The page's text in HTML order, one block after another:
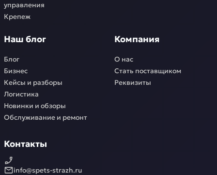
управления
Крепеж
Наш блог
Блог
Бизнес
Кейсы и разборы
Логистика
Новинки и обзоры
Обслуживание и ремонт
Компания
О нас
Стать поставщиком
Реквизиты
Контакты
info@spets-strazh.ru